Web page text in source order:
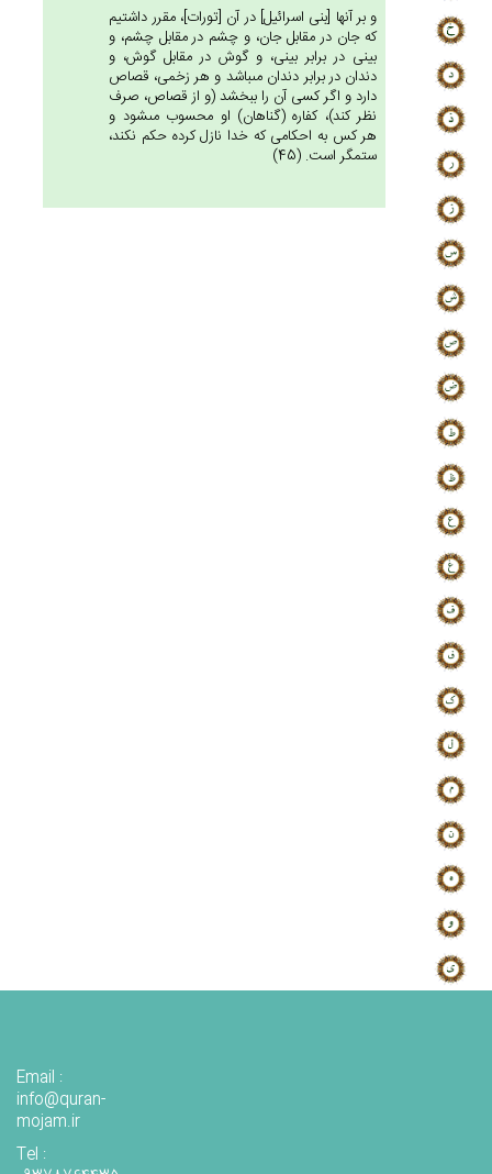
و بر آنها [بنى اسرائيل‏] در آن [تورات‏]، مقرر داشتيم
كه جان در مقابل جان، و چشم در مقابل چشم، و
بينى در برابر بينى، و گوش در مقابل گوش، و
دندان در برابر دندان مى‏باشد و هر زخمى، قصاص
دارد و اگر كسى آن را ببخشد (و از قصاص، صرف
نظر كند)، كفاره (گناهان) او محسوب مى‏شود و
هر كس به احكامى كه خدا نازل كرده حكم نكند،
ستمگر است. (45)
Email :
info@quran-
mojam.ir
Tel :